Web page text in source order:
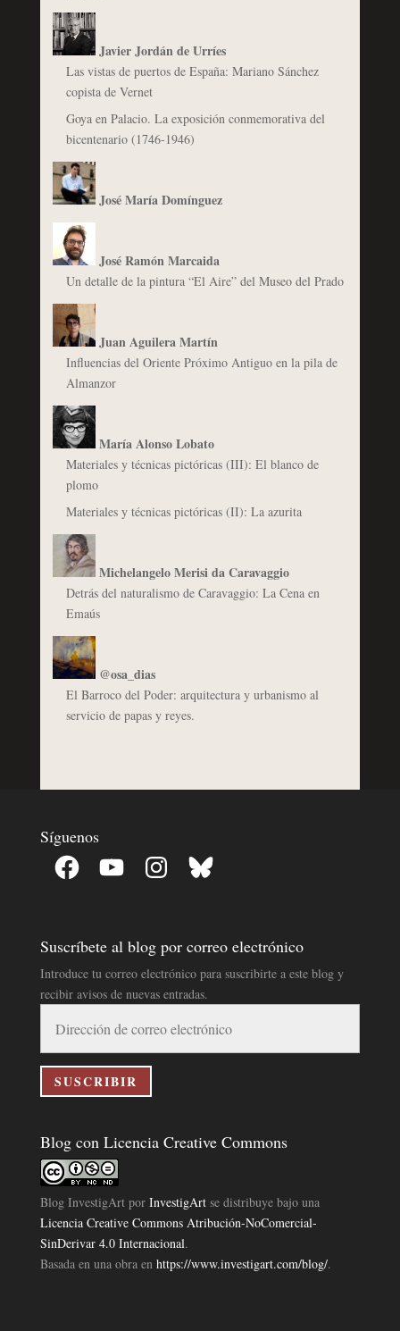
Javier Jordán de Urríes
Las vistas de puertos de España: Mariano Sánchez
copista de Vernet
Goya en Palacio. La exposición conmemorativa del
bicentenario (1746-1946)
José María Domínguez
José Ramón Marcaida
Un detalle de la pintura “El Aire” del Museo del Prado
Juan Aguilera Martín
Influencias del Oriente Próximo Antiguo en la pila de
Almanzor
María Alonso Lobato
Materiales y técnicas pictóricas (III): El blanco de
plomo
Materiales y técnicas pictóricas (II): La azurita
Michelangelo Merisi da Caravaggio
Detrás del naturalismo de Caravaggio: La Cena en
Emaús
@osa_dias
El Barroco del Poder: arquitectura y urbanismo al
servicio de papas y reyes.
Síguenos
Facebook YouTube InstagramBluesky
Suscríbete al blog por correo electrónico
Introduce tu correo electrónico para suscribirte a este blog y
recibir avisos de nuevas entradas.
correo
electrónico
SUSCRIBIR
Blog con Licencia Creative Commons
Blog InvestigArtpor InvestigArtse distribuye bajo una
Licencia Creative Commons Atribución-NoComercial-
SinDerivar 4.0 Internacional.
Basada en una obra en https://www.investigart.com/blog/.